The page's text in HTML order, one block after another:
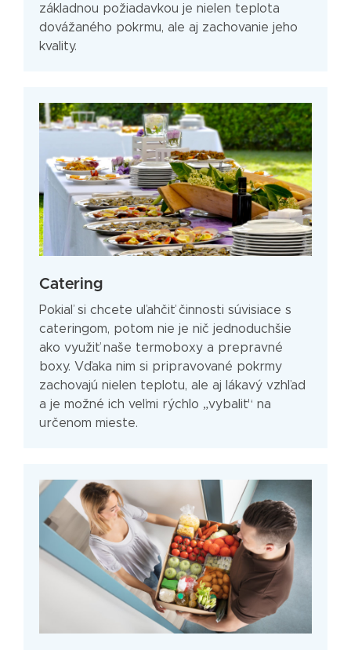
základnou požiadavkou je nielen teplota
dovážaného pokrmu, ale aj zachovanie jeho
kvality.
Catering
Pokiaľ si chcete uľahčiť činnosti súvisiace s
cateringom, potom nie je nič jednoduchšie
ako využiť naše termoboxy a prepravné
boxy. Vďaka nim si pripravované pokrmy
zachovajú nielen teplotu, ale aj lákavý vzhľad
a je možné ich veľmi rýchlo „vybaliť“ na
určenom mieste.